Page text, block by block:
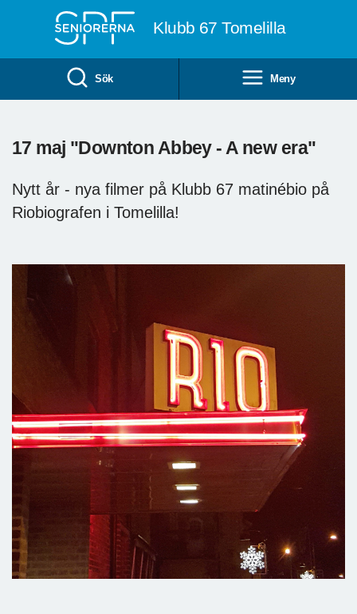
Klubb 67 Tomelilla
Sök Meny
17 maj "Downton Abbey - A new era"
Nytt år - nya filmer på Klubb 67 matinébio på
Riobiografen i Tomelilla!